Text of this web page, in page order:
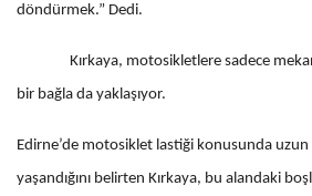
döndürmek.” Dedi.
Kırkaya, motosikletlere sadece
bir bağla da yaklaşıyor.
Edirne’de motosiklet lastiği konusunda
yaşandığını belirten Kırkaya, bu alandaki